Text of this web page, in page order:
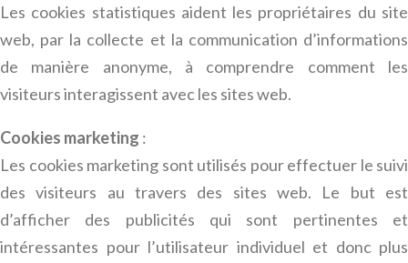
Les cookies statistiques aident les propriétaires du site
web, par la collecte et la communication d’informations
de manière anonyme, à comprendre comment les
visiteurs interagissent avec les sites web.
Cookies marketing :
Les cookies marketing sont utilisés pour effectuer le suivi
des visiteurs au travers des sites web. Le but est
d’afficher des publicités qui sont pertinentes et
intéressantes pour l’utilisateur individuel et donc plus